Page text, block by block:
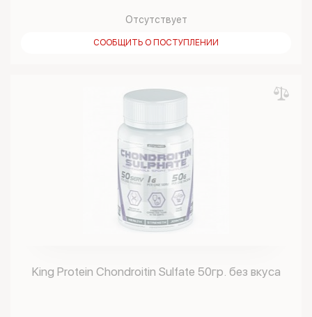
Отсутствует
СООБЩИТЬ О ПОСТУПЛЕНИИ
King Protein Chondroitin Sulfate 50гр. без вкуса